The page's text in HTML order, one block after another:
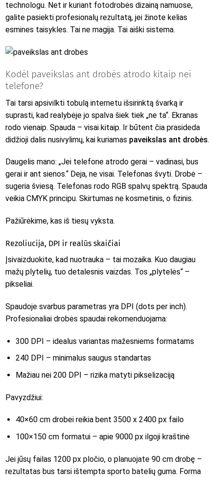
technologu. Net ir kuriant fotodrobės dizainą namuose,
galite pasiekti profesionalų rezultatą, jei žinote kelias
esmines taisykles. Tai ne magija. Tai aiški sistema.
Kodėl paveikslas ant drobės atrodo kitaip nei
telefone?
Tai tarsi apsivilkti tobulą internetu išsirinktą švarką ir
suprasti, kad realybėje jo spalva šiek tiek „ne ta“. Ekranas
rodo vienaip. Spauda – visai kitaip. Ir būtent čia prasideda
didžioji dalis nusivylimų, kai kuriamas paveikslas ant drobės.
Daugelis mano: „Jei telefone atrodo gerai – vadinasi, bus
gerai ir ant sienos.“ Deja, ne visai. Telefonas švyti. Drobė –
sugeria šviesą. Telefonas rodo RGB spalvų spektrą. Spauda
veikia CMYK principu. Skirtumas ne kosmetinis, o fizinis.
Pažiūrėkime, kas iš tiesų vyksta.
Rezoliucija, DPI ir realūs skaičiai
Įsivaizduokite, kad nuotrauka – tai mozaika. Kuo daugiau
mažų plytelių, tuo detalesnis vaizdas. Tos „plytelės“ –
pikseliai.
Spaudoje svarbus parametras yra DPI (dots per inch).
Profesionaliai drobės spaudai rekomenduojama:
300 DPI – idealus variantas mažesniems formatams
240 DPI – minimalus saugus standartas
Mažiau nei 200 DPI – rizika matyti pikselizaciją
Pavyzdžiui:
40×60 cm drobei reikia bent 3500 x 2400 px failo
100×150 cm formatui – apie 9000 px ilgoji kraštinė
Jei jūsų failas 1200 px pločio, o planuojate 90 cm drobę –
rezultatas bus tarsi ištempta sporto batelių guma. Forma